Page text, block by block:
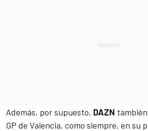
Además, por supuesto, DAZN
GP de Valencia, como siempre, en su